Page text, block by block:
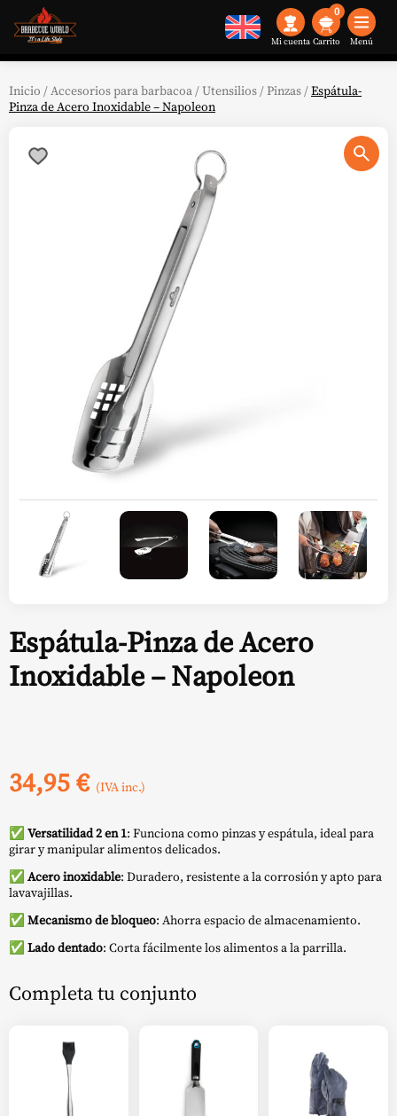
Mi cuenta
0
Menú
Inicio /Accesorios para barbacoa / Utensilios /Pinzas /Espátula-
Pinza de Acero Inoxidable – Napoleon
Espátula-Pinza de Acero
Inoxidable – Napoleon
34,95€ (IVA inc.)
✅ Versatilidad 2 en 1: Funciona como pinzas y espátula, ideal para
girar y manipular alimentos delicados.
✅ Acero inoxidable: Duradero, resistente a la corrosión y apto para
lavavajillas.
✅ Mecanismo de bloqueo: Ahorra espacio de almacenamiento.
✅ Lado dentado: Corta fácilmente los alimentos a la parrilla.
Completa tu conjunto